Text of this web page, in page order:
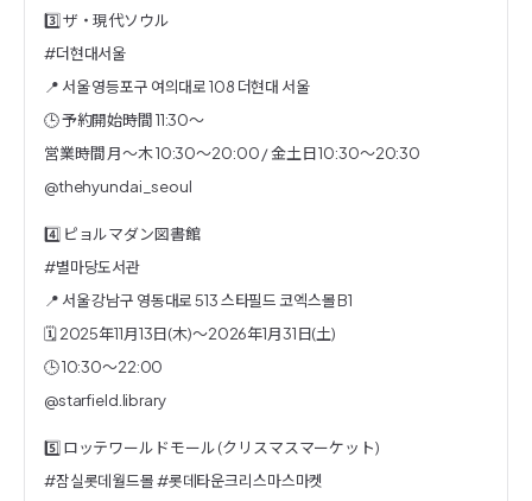
3️⃣ ザ・現代ソウル
#더현대서울
📍 서울 영등포구 여의대로 108 더현대 서울
🕒 予約開始時間 11:30〜
営業時間 月～木 10:30〜20:00 / 金土日 10:30〜20:30
@thehyundai_seoul
4️⃣ ピョルマダン図書館
#별마당도서관
📍 서울 강남구 영동대로 513 스타필드 코엑스몰 B1
🗓️ 2025年11月13日(木)〜2026年1月31日(土)
🕒 10:30〜22:00
@starfield.library
5️⃣ ロッテワールドモール (クリスマスマーケット)
#잠실롯데월드몰 #롯데타운크리스마스마켓